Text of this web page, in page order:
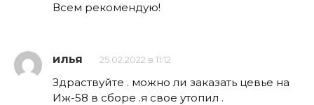
Всем рекомендую!
илья 25.02.2022 в 11:12
Здраствуйте . можно ли заказать цевье на
Иж-58 в сборе .я свое утопил .